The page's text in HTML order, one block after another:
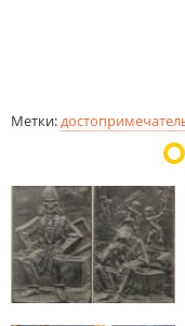
Метки: